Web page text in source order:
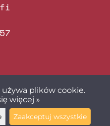
plików cookie.
więcej »
Zaakceptuj wszystkie